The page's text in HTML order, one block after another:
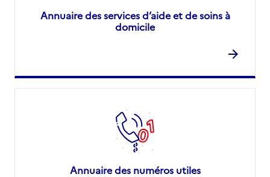
Annuaire des services d’aide et de soins à
domicile
Annuaire des numéros utiles